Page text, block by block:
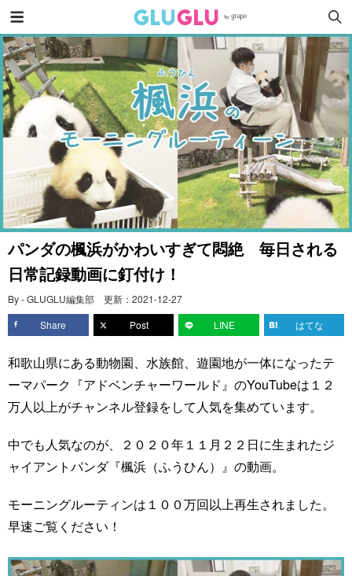
パンダの楓浜がかわいすぎて悶絶 毎日される
日常記録動画に釘付け！
By - GLUGLU編集部 更新： 2021-12-27
Share
Post LINE はてな
和歌山県にある動物園、水族館、遊園地が一体になったテ
ーマパーク『アドベンチャーワールド』のYouTubeは１２
万人以上がチャンネル登録をして人気を集めています。
中でも人気なのが、２０２０年１１月２２日に生まれたジ
ャイアントパンダ『楓浜（ふうひん）』の動画。
モーニングルーティンは１００万回以上再生されました。
早速ご覧ください！